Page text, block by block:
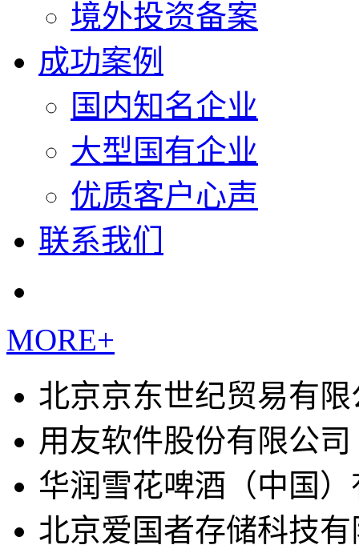
境外投资备案
成功案例
国内知名企业
大型国有企业
优质客户心声
联系我们
MORE+
北京京东世纪贸易有限
用友软件股份有限公司
华润雪花啤酒（中国
北京爱国者存储科技